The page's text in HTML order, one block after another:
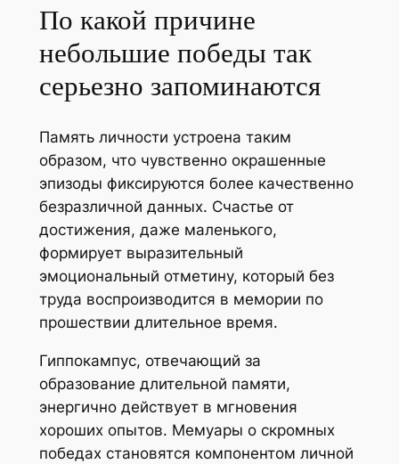
По какой причине
небольшие победы так
серьезно запоминаются
Память личности устроена таким
образом, что чувственно окрашенные
эпизоды фиксируются более качественно
безразличной данных. Счастье от
достижения, даже маленького,
формирует выразительный
эмоциональный отметину, который без
труда воспроизводится в мемории по
прошествии длительное время.
Гиппокампус, отвечающий за
образование длительной памяти,
энергично действует в мгновения
хороших опытов. Мемуары о скромных
победах становятся компонентом личной